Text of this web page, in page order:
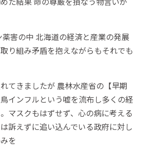
害の中 北海道の経済と産業の発展
り組み矛盾を抱えながらもそれでも
てきましたが 農林水産省の【早期
インフルという嘘を流布し多くの経
マスクもはずせず、心の病に考える
訴えずに追い込んでいる政府に対し
を